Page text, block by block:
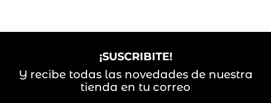
¡SUSCRIBITE!
Y recibe todas las novedades de nuestra
tienda en tu correo